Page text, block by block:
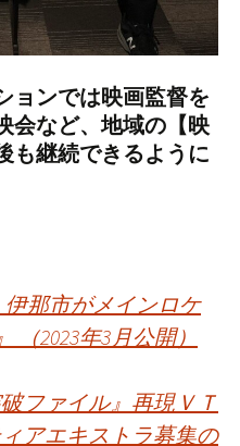
ョンでは映画監督を
会など、地域の【映
も継続できるように
那市がメインロケ
2023年3月公開）
ファイル』再現ＶＴ
アエキストラ募集の